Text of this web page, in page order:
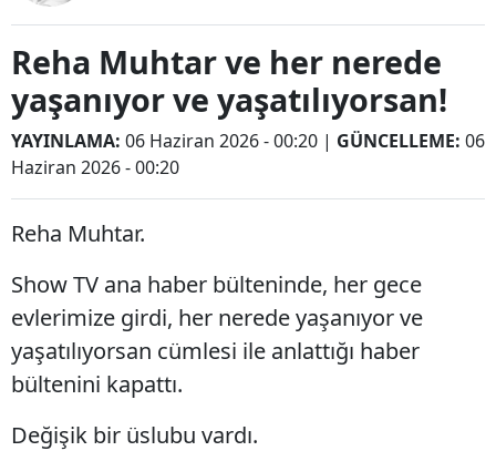
Reha Muhtar ve her nerede
yaşanıyor ve yaşatılıyorsan!
YAYINLAMA: 06 Haziran 2026 - 00:20 | GÜNCELLEME: 06
Haziran 2026 - 00:20
Reha Muhtar.
Show TV ana haber bülteninde, her gece
evlerimize girdi, her nerede yaşanıyor ve
yaşatılıyorsan cümlesi ile anlattığı haber
bültenini kapattı.
Değişik bir üslubu vardı.